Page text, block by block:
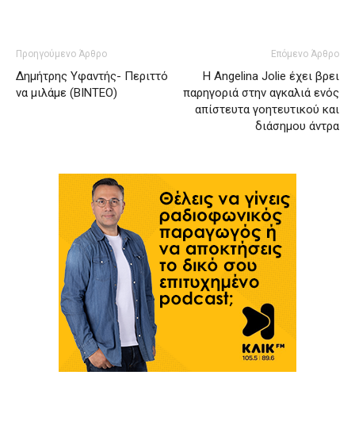
Προηγούμενο Άρθρο
Δημήτρης Υφαντής- Περιττό
να μιλάμε (ΒΙΝΤΕΟ)
Επόμενο Άρθρο
Η Angelina Jolie έχει βρει
παρηγοριά στην αγκαλιά ενός
απίστευτα γοητευτικού και
διάσημου άντρα